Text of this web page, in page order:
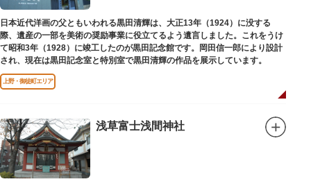
日本近代洋画の父ともいわれる黒田清輝は、大正13年（1924）に没する
際、遺産の一部を美術の奨励事業に役立てるよう遺言しました。これをうけ
て昭和3年（1928）に竣工したのが黒田記念館です。岡田信一郎により設計
され、現在は黒田記念室と特別室で黒田清輝の作品を展示しています。
上野・御徒町エリア
浅草富士浅間神社